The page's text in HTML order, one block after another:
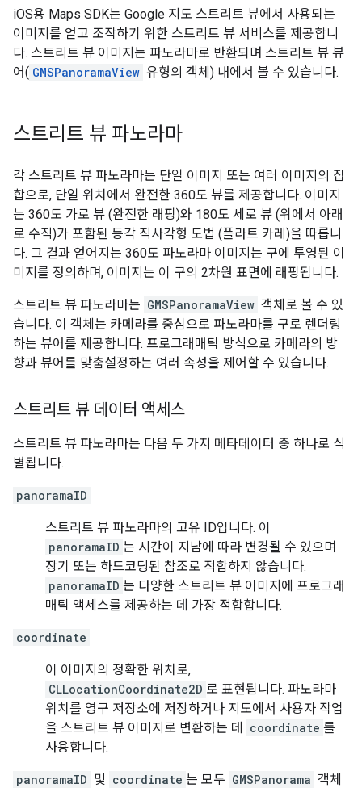
iOS용 Maps SDK는 Google 지도 스트리트 뷰에서 사용되는
이미지를 얻고 조작하기 위한 스트리트 뷰 서비스를 제공합니
다. 스트리트 뷰 이미지는 파노라마로 반환되며 스트리트 뷰 뷰
어( GMSPanoramaView 유형의 객체) 내에서 볼 수 있습니다.
스트리트 뷰 파노라마
각 스트리트 뷰 파노라마는 단일 이미지 또는 여러 이미지의 집
합으로, 단일 위치에서 완전한 360도 뷰를 제공합니다. 이미지
는 360도 가로 뷰 (완전한 래핑)와 180도 세로 뷰 (위에서 아래
로 수직)가 포함된 등각 직사각형 도법 (플라트 카레)을 따릅니
다. 그 결과 얻어지는 360도 파노라마 이미지는 구에 투영된 이
미지를 정의하며, 이미지는 이 구의 2차원 표면에 래핑됩니다.
스트리트 뷰 파노라마는 GMSPanoramaView 객체로 볼 수 있
습니다. 이 객체는 카메라를 중심으로 파노라마를 구로 렌더링
하는 뷰어를 제공합니다. 프로그래매틱 방식으로 카메라의 방
향과 뷰어를 맞춤설정하는 여러 속성을 제어할 수 있습니다.
스트리트 뷰 데이터 액세스
스트리트 뷰 파노라마는 다음 두 가지 메타데이터 중 하나로 식
별됩니다.
panoramaID
스트리트 뷰 파노라마의 고유 ID입니다. 이
panoramaID 는 시간이 지남에 따라 변경될 수 있으며
장기 또는 하드코딩된 참조로 적합하지 않습니다.
panoramaID 는 다양한 스트리트 뷰 이미지에 프로그래
매틱 액세스를 제공하는 데 가장 적합합니다.
coordinate
이 이미지의 정확한 위치로,
CLLocationCoordinate2D 로 표현됩니다. 파노라마
위치를 영구 저장소에 저장하거나 지도에서 사용자 작업
을 스트리트 뷰 이미지로 변환하는 데
coordinate 를
사용합니다.
panoramaID 및 coordinate 는 모두 GMSPanorama 객체